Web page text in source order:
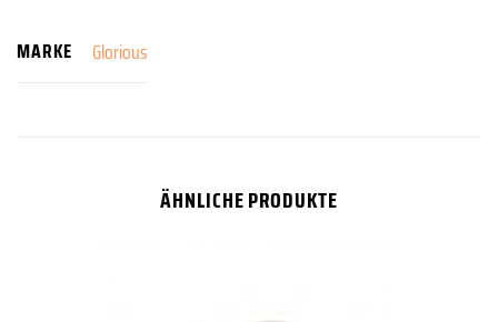
MARKE Glorious
ÄHNLICHE PRODUKTE